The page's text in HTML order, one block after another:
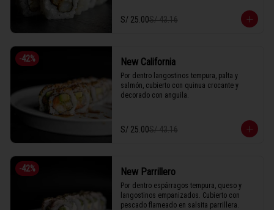
1 Tabla (10 unidades)
S/ 25.00S/ 43.16
-42% New California
Por dentro langostinos tempura, palta y
salmón, cubierto con quinua crocante y
decorado con anguila.
S/ 25.00S/ 43.16
-42% New Parrillero
Por dentro espárragos tempura, queso y
langostinos empanizados. Cubierto con
pescado flameado en salsita parrillera.